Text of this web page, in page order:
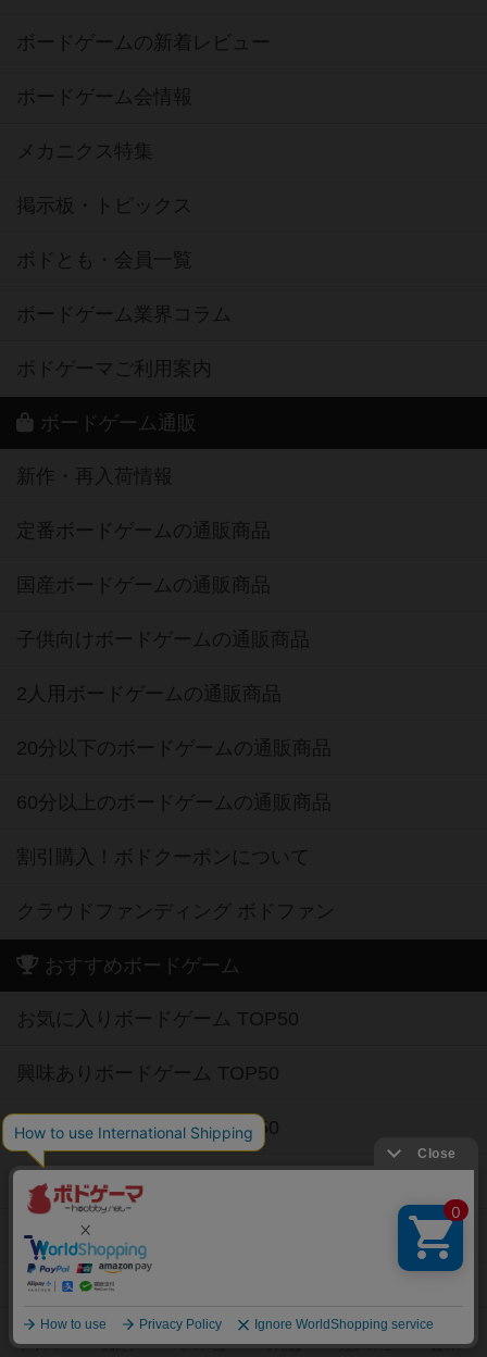
ボードゲームの新着レビュー
ボードゲーム会情報
メカニクス特集
掲示板・トピックス
ボドとも・会員一覧
ボードゲーム業界コラム
ボドゲーマご利用案内
ボードゲーム通販
新作・再入荷情報
定番ボードゲームの通販商品
国産ボードゲームの通販商品
子供向けボードゲームの通販商品
2人用ボードゲームの通販商品
20分以下のボードゲームの通販商品
60分以上のボードゲームの通販商品
割引購入！ボドクーポンについて
クラウドファンディング ボドファン
おすすめボードゲーム
お気に入りボードゲーム TOP50
興味ありボードゲーム TOP50
経験ありボードゲーム TOP50
持ってるボードゲーム TOP50
高評価ボードゲーム TOP50
2人用ボードゲーム TOP50
3～4人用ボードゲーム TOP50